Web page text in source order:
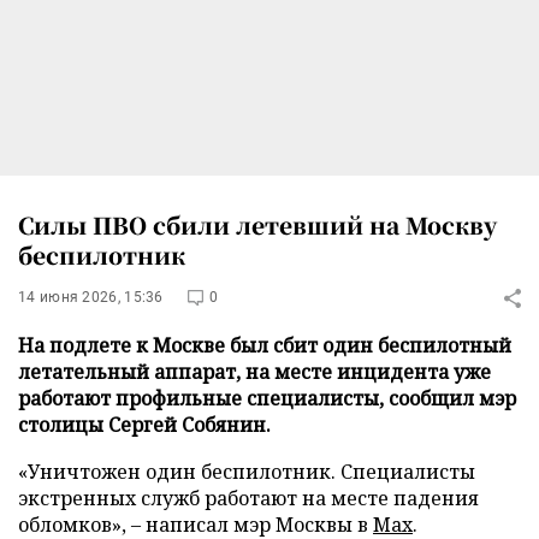
Силы ПВО сбили летевший на Москву
беспилотник
14 июня 2026, 15:36 0
На подлете к Москве был сбит один беспилотный
летательный аппарат, на месте инцидента уже
работают профильные специалисты, сообщил мэр
столицы Сергей Собянин.
«Уничтожен один беспилотник. Специалисты
экстренных служб работают на месте падения
обломков», – написал мэр Москвы в Max.